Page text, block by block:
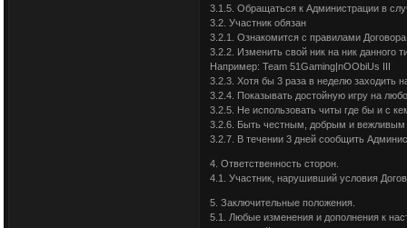
3.1.5. Обращаться к Администрации в
3.2. Участник обязан
3.2.1. Ознакомится с правилами
3.2.2. Изменить свой ник на ник
Например: Team 51Gaming|nOObiUs III
3.2.3. Хотя бы 3 раза в неделю заходить
3.2.4. Показывать достойную игру на
3.2.5. Не использовать читы где бы и с
3.2.6. Быть честным, добрым и вежливым
3.2.7. В течении 3 дней сообщить
4. Ответственность сторон.
4.1. Участник, нарушивший условия
5. Заключительные положения.
5.1. Любые изменения и дополнения к